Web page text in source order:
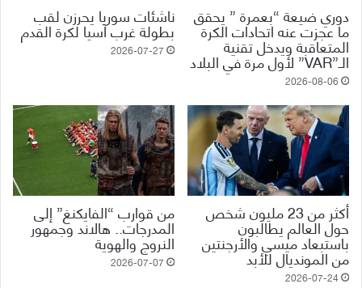
دوري ضيعة “بعمرة ” يحقق
ما عجزت عنه اتحادات الكرة
المتعاقبة ويدخل تقنية
الـ”VAR” لأول مرة في البلاد
2026-08-06
ناشئات سوريا يحرزن لقب
بطولة غرب آسيا لكرة القدم
2026-07-27
أكثر من 23 مليون شخص
حول العالم يطالبون
باستبعاد ميسي والأرجنتين
من المونديال للأبد
2026-07-24
من قوارب “الفايكنغ” إلى
المدرجات.. هالاند وجمهور
النروج والهوية
2026-07-07